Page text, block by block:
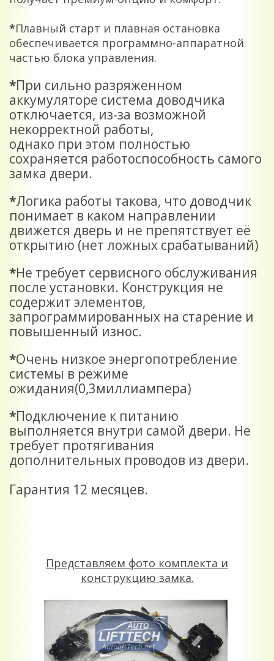
*Плавный старт и плавная остановка
обеспечивается программно-аппаратной
частью блока управления.
*При сильно разряженном
аккумуляторе система доводчика
отключается, из-за возможной
некорректной работы,
однако при этом полностью
сохраняется работоспособность самого
замка двери.
*Логика работы такова, что доводчик
понимает в каком направлении
движется дверь и не препятствует её
открытию (нет ложных срабатываний)
*Не требует сервисного обслуживания
после установки. Конструкция не
содержит элементов,
запрограммированных на старение и
повышенный износ.
*Очень низкое энергопотребление
системы в режиме
ожидания(0,3миллиампера)
*Подключение к питанию
выполняется внутри самой двери. Не
требует протягивания
дополнительных проводов из двери.
Гарантия 12 месяцев.
Представляем фото комплекта и
конструкцию замка.